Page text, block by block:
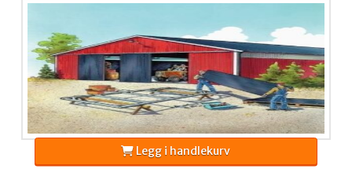
Legg i handlekurv